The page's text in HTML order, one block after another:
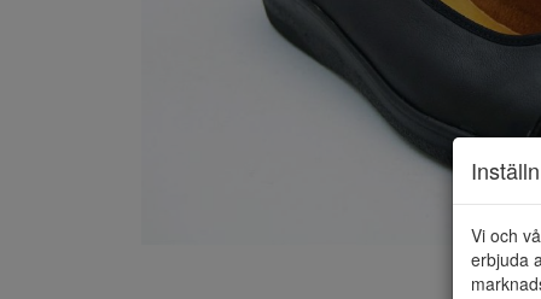
Vi och
erbjuda